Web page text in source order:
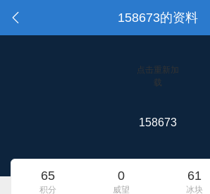
158673的资料
点击重新加
载
158673
65
积分
0
威望
61
冰块